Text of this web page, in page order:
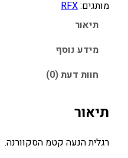
מותגים:RFX
תיאור
מידע נוסף
חוות דעת (0)
תיאור
רגלית הנעה קטמ הסקוורנה.